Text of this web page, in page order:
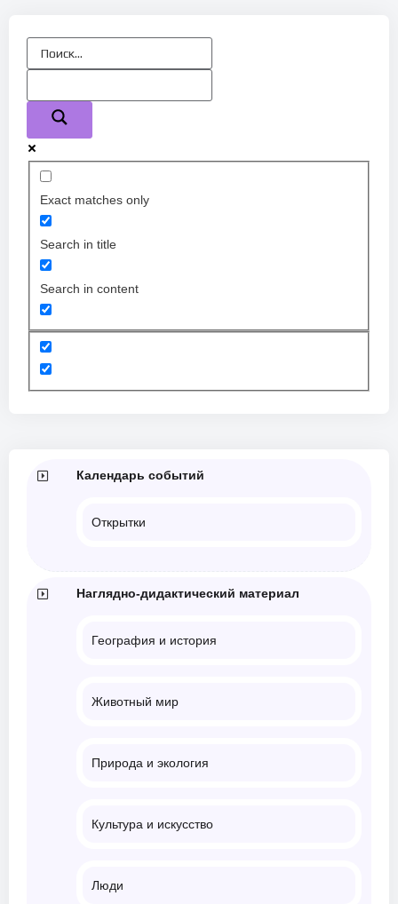
Exact matches only
Search in title
Search in content
Календарь событий
Открытки
Наглядно-дидактический материал
География и история
Животный мир
Природа и экология
Культура и искусство
Люди